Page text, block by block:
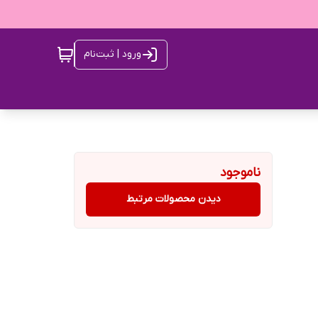
ورود | ثبت‌نام
ناموجود
دیدن محصولات مرتبط